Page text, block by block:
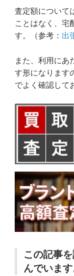
査定額について
ことはなく、宅
す。（参考： 出
また、利用にあ
す形になります
でよく確認して
この記事
んでいます